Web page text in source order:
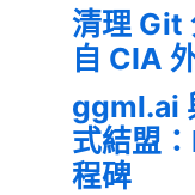
清理 Git
自 CIA
ggml.ai
式結盟
程碑